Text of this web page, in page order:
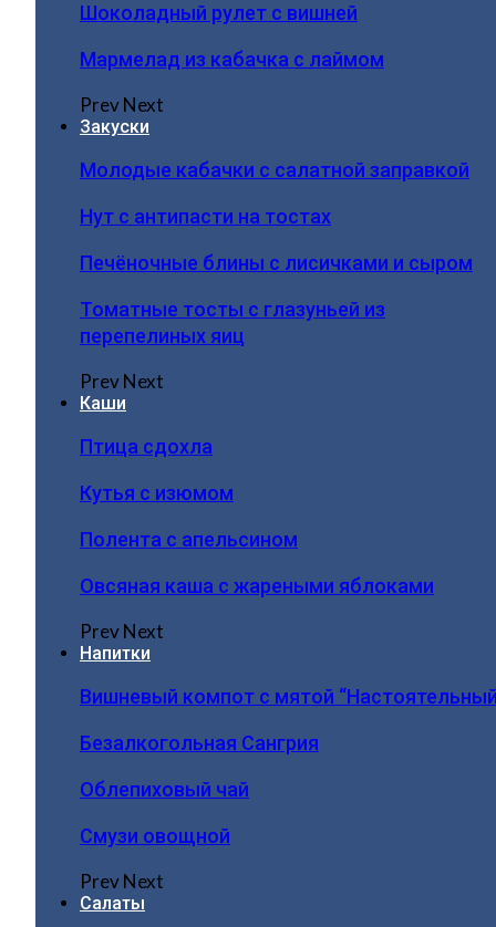
Шоколадный рулет с вишней
Мармелад из кабачка с лаймом
PrevNext
Закуски
Молодые кабачки с салатной заправкой
Нут с антипасти на тостах
Печёночные блины с лисичками и сыром
Томатные тосты с глазуньей из
перепелиных яиц
PrevNext
Каши
Птица сдохла
Кутья с изюмом
Полента с апельсином
Овсяная каша с жареными яблоками
PrevNext
Напитки
Вишневый компот с мятой
Безалкогольная Сангрия
Облепиховый чай
Смузи овощной
PrevNext
Салаты